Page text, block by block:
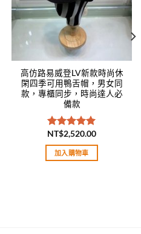
高仿路易威登LV新款時尚休
閑四季可用鴨舌帽，男女同
款，專櫃同步，時尚達人必
備款
評分5.00
滿分 5
NT$2,520.00
加入購物車